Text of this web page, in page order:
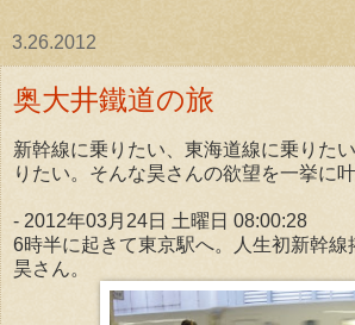
3.26.2012
奥大井鐵道の旅
新幹線に乗りたい、東海道線に乗りた
りたい。そんな昊さんの欲望を一挙に
- 2012年03月24日 土曜日 08:00:28
6時半に起きて東京駅へ。人生初新幹線
昊さん。